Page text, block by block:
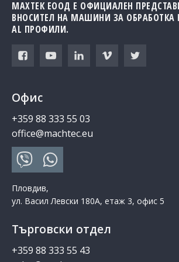
МАХТЕК ЕООД Е ОФИЦИАЛЕН
ВНОСИТЕЛ НА МАШИНИ ЗА ОБРАБОТКА
AL ПРОФИЛИ.
Офис
+359 88 333 55 03
office@machtec.eu
Пловдив,
ул. Васил Левски 180А, етаж 3, офис 5
Търговски отдел
+359 88 333 55 43